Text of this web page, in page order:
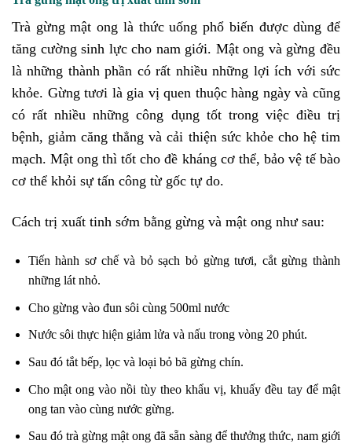
Trà gừng mật ong là thức uống phổ biến được dùng để
tăng cường sinh lực cho nam giới. Mật ong và gừng đều
là những thành phần có rất nhiều những lợi ích với sức
khỏe. Gừng tươi là gia vị quen thuộc hàng ngày và cũng
có rất nhiều những công dụng tốt trong việc điều trị
bệnh, giảm căng thẳng và cải thiện sức khỏe cho hệ tim
mạch. Mật ong thì tốt cho đề kháng cơ thể, bảo vệ tế bào
cơ thể khỏi sự tấn công từ gốc tự do.
Cách trị xuất tinh sớm bằng gừng và mật ong như sau:
Tiến hành sơ chế và bỏ sạch bỏ gừng tươi, cắt gừng thành
những lát nhỏ.
Cho gừng vào đun sôi cùng 500ml nước
Nước sôi thực hiện giảm lửa và nấu trong vòng 20 phút.
Sau đó tắt bếp, lọc và loại bỏ bã gừng chín.
Cho mật ong vào nồi tùy theo khẩu vị, khuấy đều tay để mật
ong tan vào cùng nước gừng.
Sau đó trà gừng mật ong đã sẵn sàng để thưởng thức, nam giới